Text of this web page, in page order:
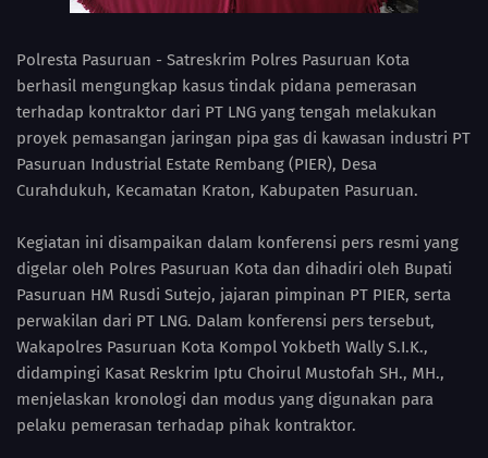
Polresta Pasuruan - Satreskrim Polres Pasuruan Kota
berhasil mengungkap kasus tindak pidana pemerasan
terhadap kontraktor dari PT LNG yang tengah melakukan
proyek pemasangan jaringan pipa gas di kawasan industri PT
Pasuruan Industrial Estate Rembang (PIER), Desa
Curahdukuh, Kecamatan Kraton, Kabupaten Pasuruan.
Kegiatan ini disampaikan dalam konferensi pers resmi yang
digelar oleh Polres Pasuruan Kota dan dihadiri oleh Bupati
Pasuruan HM Rusdi Sutejo, jajaran pimpinan PT PIER, serta
perwakilan dari PT LNG. Dalam konferensi pers tersebut,
Wakapolres Pasuruan Kota Kompol Yokbeth Wally S.I.K.,
didampingi Kasat Reskrim Iptu Choirul Mustofah SH., MH.,
menjelaskan kronologi dan modus yang digunakan para
pelaku pemerasan terhadap pihak kontraktor.